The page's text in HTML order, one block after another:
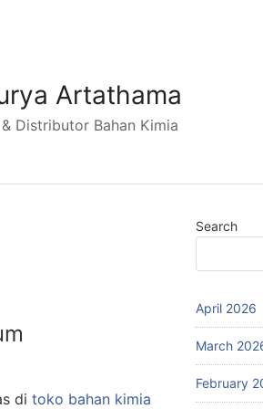
Artathama
Distributor Bahan Kimia
di toko bahan kimia
Search
April 2026
March
February